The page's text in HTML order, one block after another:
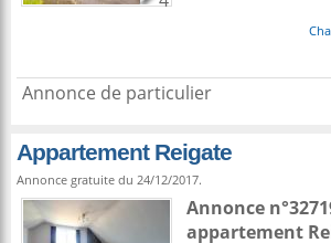
Annonce de particulier
Appartement Reigate
Annonce gratuite du 24/12/2017.
Annonce
appartement